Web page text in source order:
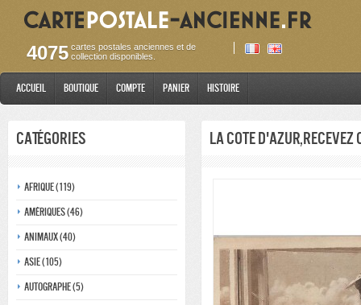
4075 cartes postales anciennes et de
collection disponibles.
Accueil Boutique Compte Panier Histoire
Catégories
Afrique (119)
Amériques (46)
Animaux (40)
Asie (105)
Autographe (5)
La Cote